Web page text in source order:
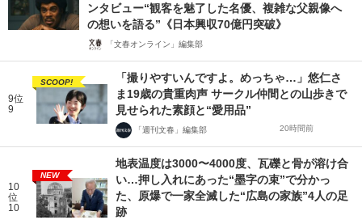
ンタビュー“観客を魅了した名優、複雑な父親像へ
の想いを語る”《日本興収70億円突破》
「文春オンライン」編集部
9位
9
SCOOP!
「撮りやすいんですよ。めっちゃ…」悠仁さ
ま19歳の貴重肉声 サークル仲間との山歩きで
見せられた素顔と“愛用品”
「週刊文春」編集部 20時間前
10
位
10
NEW
地表温度は3000〜4000度、瓦礫と骨が溶け合
い…押し入れにあった“墨字の束”で分かっ
た、原爆で一家全滅した“広島の家族”4人の足
跡